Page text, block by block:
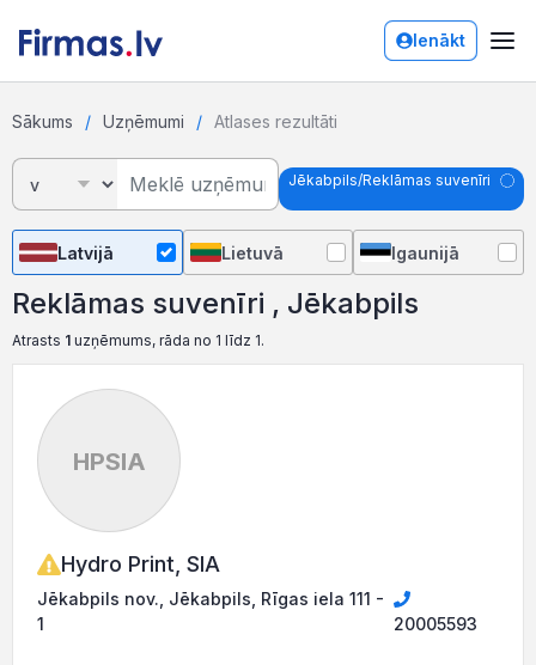
Ienākt
Sākums Uzņēmumi Atlases rezultāti
Jēkabpils/Reklāmas suvenīri
Latvijā Lietuvā Igaunijā
Reklāmas suvenīri , Jēkabpils
Atrasts 1 uzņēmums, rāda no 1 līdz 1.
HPSIA
Hydro Print, SIA
Jēkabpils nov., Jēkabpils, Rīgas iela 111 -
1
20005593